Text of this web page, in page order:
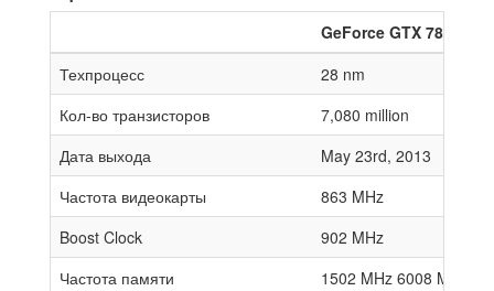
GeForce GTX 780
Техпроцесс
28 nm
Кол-во транзисторов
7,080 million
Дата выхода
May 23rd, 2013
Частота видеокарты
863 MHz
Boost Clock
902 MHz
Частота памяти
1502 MHz 6008 MHz